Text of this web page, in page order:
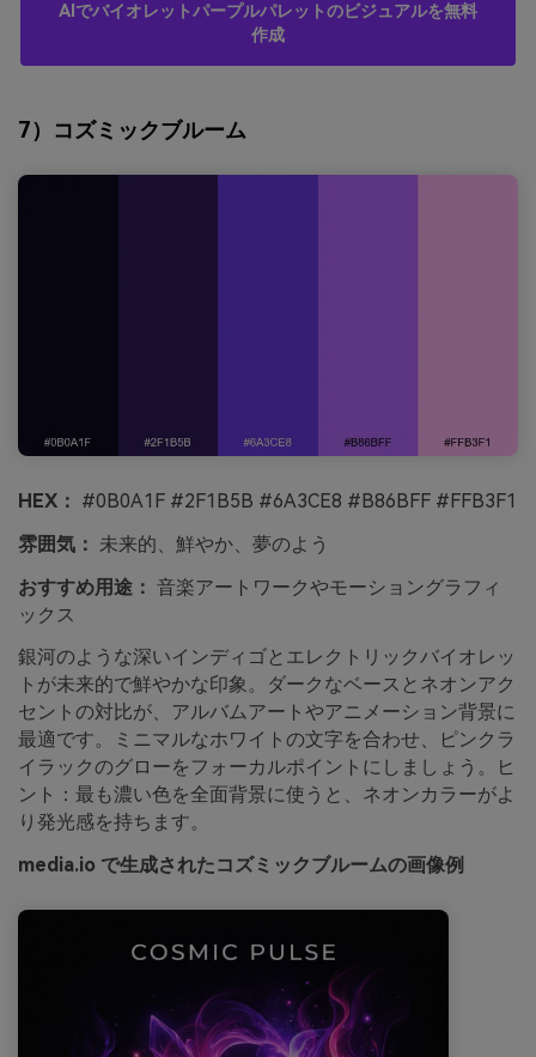
AIでバイオレットパープルパレットのビジュアルを無料
作成
7）コズミックブルーム
HEX： #0B0A1F #2F1B5B #6A3CE8 #B86BFF #FFB3F1
雰囲気： 未来的、鮮やか、夢のよう
おすすめ用途： 音楽アートワークやモーショングラフィ
ックス
銀河のような深いインディゴとエレクトリックバイオレッ
トが未来的で鮮やかな印象。ダークなベースとネオンアク
セントの対比が、アルバムアートやアニメーション背景に
最適です。ミニマルなホワイトの文字を合わせ、ピンクラ
イラックのグローをフォーカルポイントにしましょう。ヒ
ント：最も濃い色を全面背景に使うと、ネオンカラーがよ
り発光感を持ちます。
media.io で生成されたコズミックブルームの画像例